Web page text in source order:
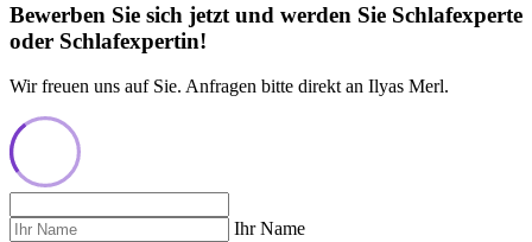
Bewerben Sie sich jetzt und werden Sie Schlafexperte
oder Schlafexpertin!
Wir freuen uns auf Sie. Anfragen bitte direkt an Ilyas Merl.
Ihr Name